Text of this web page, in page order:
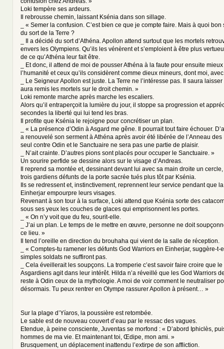
Loki tempère ses ardeurs.
Il rebrousse chemin, laissant Ksénia dans son sillage.
_ « Semer la confusion. C’est bien ce que je compte faire. Mais à quoi
du sort de la Terre ?
_ Il a décidé du sort d’Athéna. Apollon attend surtout que les mortels
envers les Olympiens. Qu’ils les vénèrent et s’emploient à être plus
de ce qu’Athéna leur fait être.
_ Et donc, il attend de moi de pousser Athéna à la faute pour ensuite
l’humanité et ceux qu’ils considèrent comme dieux mineurs, dont moi,
_ Le Seigneur Apollon est juste. La Terre ne l’intéresse pas. Il saura
aura remis les mortels sur le droit chemin. »
Loki remonte marche après marche les escaliers.
Alors qu’il entraperçoit la lumière du jour, il stoppe sa progression et
secondes la liberté qui lui tend les bras.
Il profite que Ksénia le rejoigne pour concrétiser un plan.
_ « La présence d’Odin à Asgard me gêne. Il pourrait tout faire échouer.
a renouvelé son serment à Athéna après avoir été libérée de l’Anneau
seul contre Odin et le Sanctuaire ne sera pas une partie de plaisir.
_ N’ait crainte. D’autres pions sont placés pour occuper le Sanctuaire. »
Un sourire perfide se dessine alors sur le visage d’Andreas.
Il reprend sa montée et, dessinant devant lui avec sa main droite un
trois gardiens défunts de la porte sacrée tués plus tôt par Ksénia.
Ils se redressent et, instinctivement, reprennent leur service pendant que
Einherjar empourpre leurs visages.
Revenant à son tour à la surface, Loki attend que Ksénia sorte des
sous ses yeux les couches de glaces qui emprisonnent les portes.
_ « On n’y voit que du feu, sourit-elle.
_ J’ai un plan. Le temps de le mettre en œuvre, personne ne doit
ce lieu. »
Il tend l’oreille en direction du brouhaha qui vient de la salle de réception.
_ « Comptes-tu ramener les défunts God Warriors en Einherjar, suggère-t-
simples soldats ne suffiront pas.
_ Cela éveillerait les soupçons. La tromperie c’est savoir faire croire que
Asgardiens agit dans leur intérêt. Hilda n’a réveillé que les God Warriors
reste à Odin ceux de la mythologie. A moi de voir comment le neutraliser
désormais. Tu peux rentrer en Olympe rassurer Apollon à présent… »
Sur la plage d’Yíaros, la poussière est retombée.
Le sable est de nouveau couvert d’eau par le ressac des vagues.
Etendue, à peine consciente, Juventas se morfond : « D’abord Iphiclès,
hommes de ma vie. Et maintenant toi, Œdipe, mon ami. »
Brusquement, un déplacement inattendu l’extirpe de son affliction.